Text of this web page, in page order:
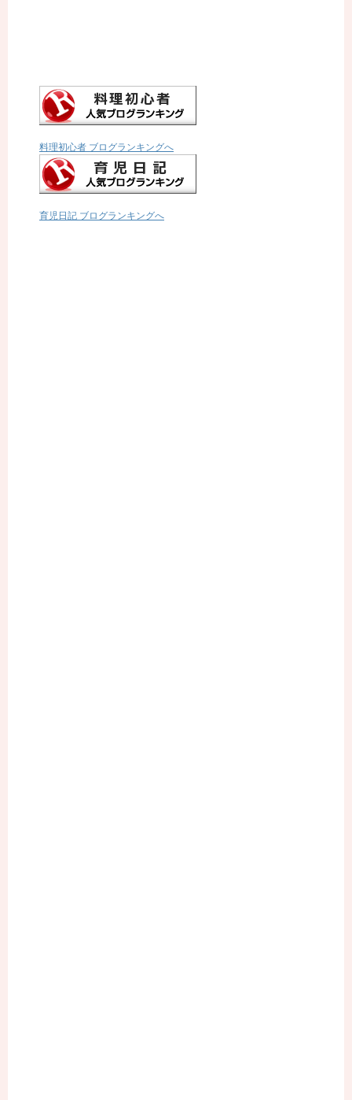
料理初心者 ブログランキングへ
育児日記 ブログランキングへ